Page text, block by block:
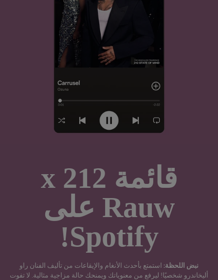
Rauw‏‎ على
Spotify!
نبض اللحظة: استمتع بأحدث الأنغام والإيقاعات من تأليف الفنان راو
أليخاندرو شخصيًا! ليرفع من معنوياتك ويمنحك حالة مزاجية مثالية. لا تفوت